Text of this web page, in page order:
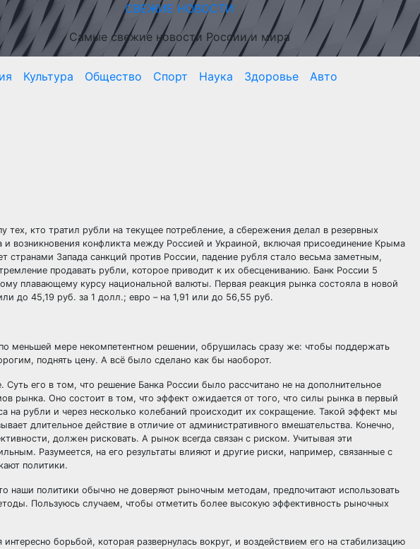
СВЕЖИЕ НОВОСТИ
Самые свежие новости России и мира
Культура Общество Спорт Наука Здоровье
Авто
тех, кто тратил рубли на текущее потребление, а сбережения делал в резервных
возникновения конфликта между Россией и Украиной, включая присоединение Крыма
странами Запада санкций против России, падение рубля стало весьма заметным,
продавать рубли, которое приводит к их обесцениванию. Банк России 5
плавающему курсу национальной валюты. Первая реакция рынка состояла в новой
до 45,19 руб. за 1 долл.; евро – на 1,91 или до 56,55 руб.
меньшей мере некомпетентном решении, обрушилась сразу же: чтобы поддержать
поднять цену. А всё было сделано как бы наоборот.
его в том, что решение Банка России было рассчитано не на дополнительное
рынка. Оно состоит в том, что эффект ожидается от того, что силы рынка в первый
на рубли и через несколько колебаний происходит их сокращение. Такой эффект мы
длительное действие в отличие от административного вмешательства. Конечно,
должен рисковать. А рынок всегда связан с риском. Учитывая эти
Разумеется, на его результаты влияют и другие риски, например, связанные с
политики.
наши политики обычно не доверяют рыночным методам, предпочитают использовать
Пользуюсь случаем, чтобы отметить более высокую эффективность рыночных
борьбой, которая развернулась вокруг, и воздействием его на стабилизацию